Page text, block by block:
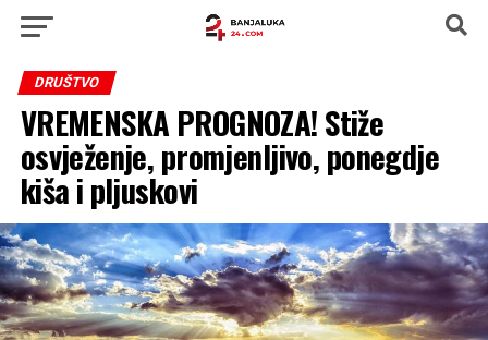
DRUŠTVO
VREMENSKA PROGNOZA! Stiže
osvježenje, promjenljivo, ponegdje
kiša i pljuskovi